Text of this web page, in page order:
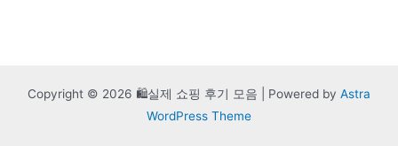
Copyright © 2026 🛍️실제 쇼핑 후기 모음 | Powered by Astra
WordPress Theme